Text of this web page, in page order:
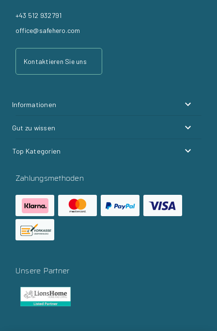
+43 512 932791
office@safehero.com
Kontaktieren Sie uns
Informationen
Gut zu wissen
Top Kategorien
Zahlungsmethoden
Unsere Partner